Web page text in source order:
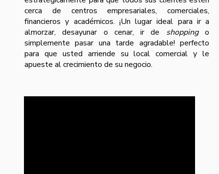
cerca de centros empresariales, comerciales,
financieros y académicos. ¡Un lugar ideal para ir a
almorzar, desayunar o cenar, ir de shoppingo
simplemente pasar una tarde agradable! perfecto
para que usted arriende su local comercial y le
apueste al crecimiento de su negocio.